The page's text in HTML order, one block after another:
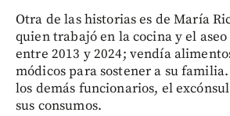
Otra de las historias es de María
quien trabajó en la cocina y el
entre 2013 y 2024; vendía
módicos para sostener a su
los demás funcionarios, el
sus consumos.